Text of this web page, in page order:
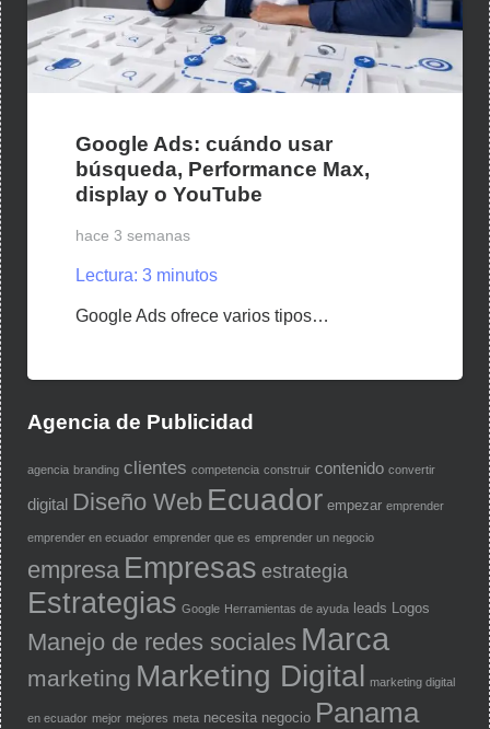
Google Ads: cuándo usar
búsqueda, Performance Max,
display o YouTube
hace 3 semanas
Lectura: 3 minutos
Google Ads ofrece varios tipos…
Agencia de Publicidad
agencia branding clientes competencia construir contenido convertir
digital Diseño Web Ecuador empezar emprender
emprender en ecuador emprender que es emprender un negocio
empresa Empresas estrategia
Estrategias Google Herramientas de ayuda leads Logos
Manejo de redes sociales Marca
marketing Marketing Digital marketing digital
en ecuador mejor mejores meta necesita negocio Panama